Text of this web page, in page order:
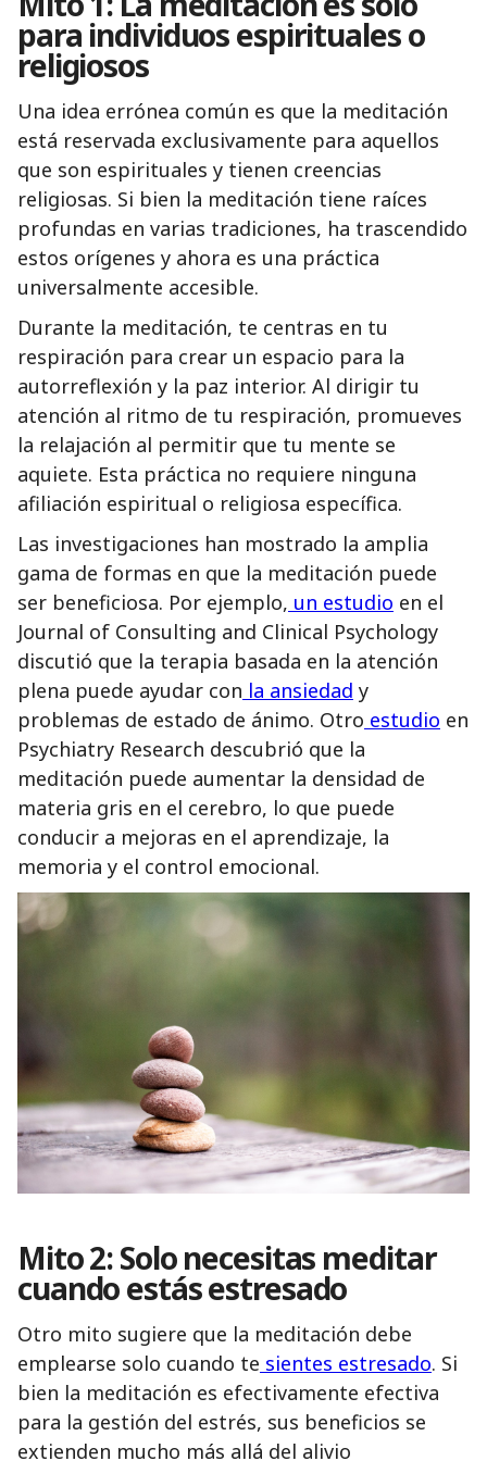
para individuos espirituales o
religiosos
Una idea errónea común es que la meditación
está reservada exclusivamente para aquellos
que son espirituales y tienen creencias
religiosas. Si bien la meditación tiene raíces
profundas en varias tradiciones, ha trascendido
estos orígenes y ahora es una práctica
universalmente accesible.
Durante la meditación, te centras en tu
respiración para crear un espacio para la
autorreflexión y la paz interior. Al dirigir tu
atención al ritmo de tu respiración, promueves
la relajación al permitir que tu mente se
aquiete. Esta práctica no requiere ninguna
afiliación espiritual o religiosa específica.
Las investigaciones han mostrado la amplia
gama de formas en que la meditación puede
ser beneficiosa. Por ejemplo, un estudio en el
Journal of Consulting and Clinical Psychology
discutió que la terapia basada en la atención
plena puede ayudar con la ansiedad y
problemas de estado de ánimo. Otro estudio en
Psychiatry Research descubrió que la
meditación puede aumentar la densidad de
materia gris en el cerebro, lo que puede
conducir a mejoras en el aprendizaje, la
memoria y el control emocional.
Mito 2: Solo necesitas meditar
cuando estás estresado
Otro mito sugiere que la meditación debe
emplearse solo cuando te sientes estresado. Si
bien la meditación es efectivamente efectiva
para la gestión del estrés, sus beneficios se
extienden mucho más allá del alivio